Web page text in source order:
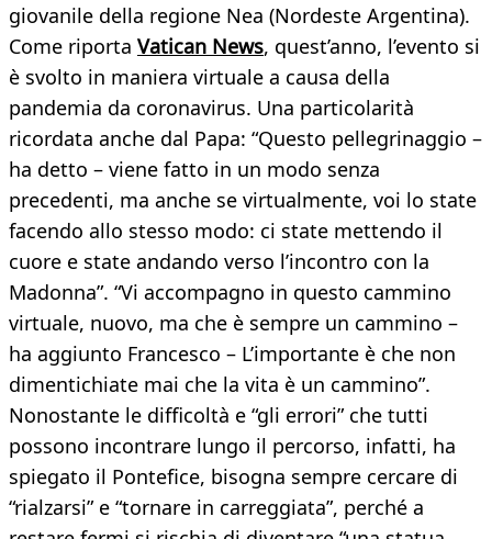
giovanile della regione Nea (Nordeste Argentina).
Come riporta Vatican News, quest’anno, l’evento si
è svolto in maniera virtuale a causa della
pandemia da coronavirus. Una particolarità
ricordata anche dal Papa: “Questo pellegrinaggio –
ha detto – viene fatto in un modo senza
precedenti, ma anche se virtualmente, voi lo state
facendo allo stesso modo: ci state mettendo il
cuore e state andando verso l’incontro con la
Madonna”. “Vi accompagno in questo cammino
virtuale, nuovo, ma che è sempre un cammino –
ha aggiunto Francesco – L’importante è che non
dimentichiate mai che la vita è un cammino”.
Nonostante le difficoltà e “gli errori” che tutti
possono incontrare lungo il percorso, infatti, ha
spiegato il Pontefice, bisogna sempre cercare di
“rialzarsi” e “tornare in carreggiata”, perché a